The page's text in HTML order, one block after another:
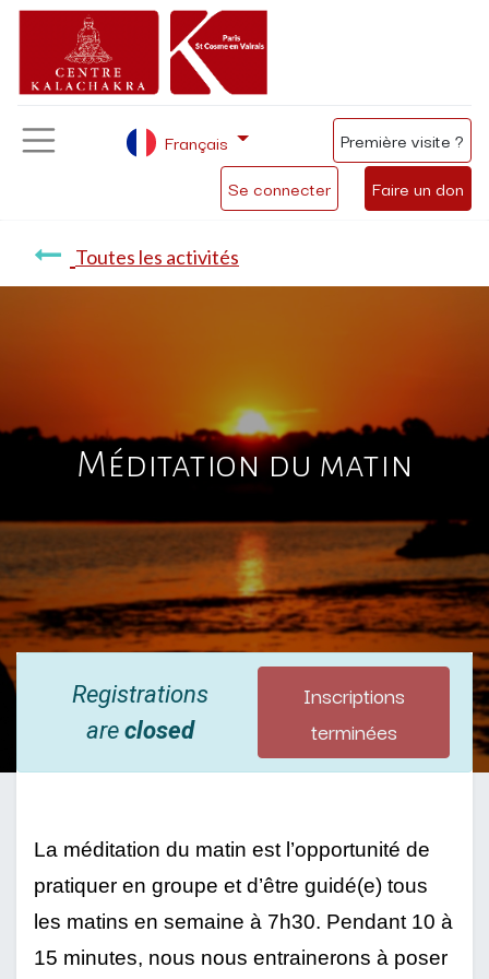
Se connecter Faire un don
Français Première visite ?
Toutes les activités
Méditation du matin
Registrations
areclosed
Inscriptions
terminées
La méditation du matin est l’opportunité de
pratiquer en groupe et d’être guidé(e) tous
les matins en semaine à 7h30. Pendant 10 à
15 minutes, nous nous entrainerons à poser